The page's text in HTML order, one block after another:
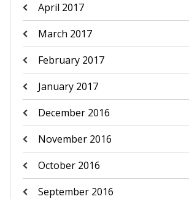
April 2017
March 2017
February 2017
January 2017
December 2016
November 2016
October 2016
September 2016